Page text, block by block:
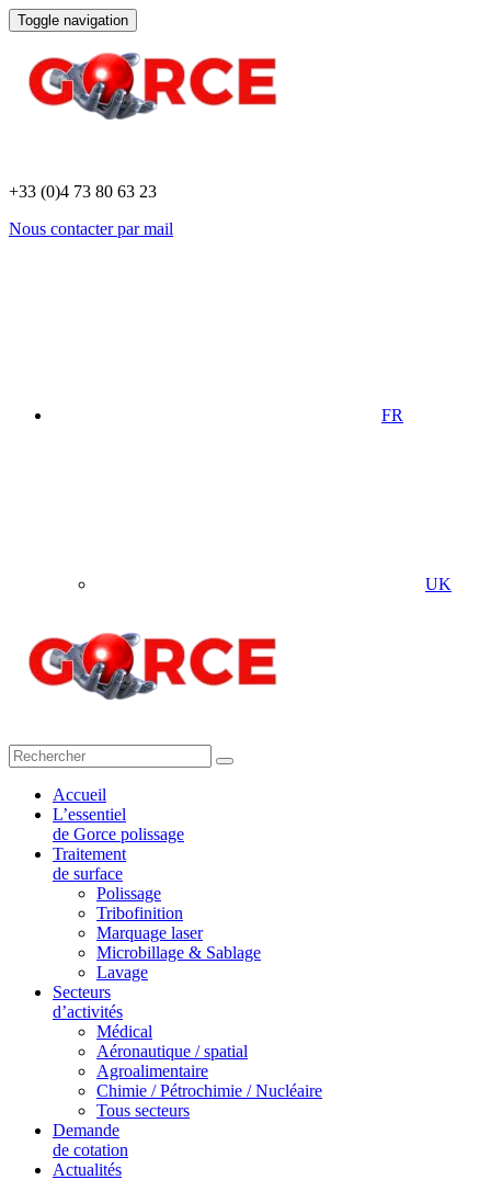
Toggle navigation
+33 (0)4 73 80 63 23
Nous contacter par mail
FR
UK
Accueil
L’essentiel
de Gorce polissage
Traitement
de surface
Polissage
Tribofinition
Marquage laser
Microbillage & Sablage
Lavage
Secteurs
d’activités
Médical
Aéronautique / spatial
Agroalimentaire
Chimie / Pétrochimie / Nucléaire
Tous secteurs
Demande
de cotation
Actualités